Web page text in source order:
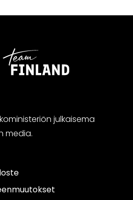
julkaisema
media.